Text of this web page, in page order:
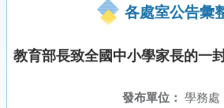
各處室公告彙
教育部長致全國中小學家長的一
發布單位： 學務處